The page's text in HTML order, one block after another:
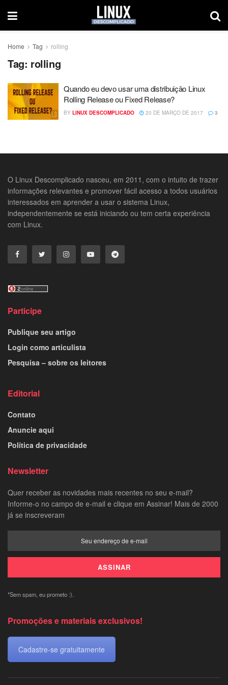
Home Tag rolling
Tag: rolling
Quando eu devo usar uma distribuição Linux
Rolling Release ou Fixed Release?
BY LINUX DESCOMPLICADO 20 DE MARÇO DE 2017 3
O Linux Descomplicado nasceu, em 2011, com o intuito de trazer
informações relevantes e promover fácil acesso a todos usuários
interessados em aprender a usar o sistema Linux,
independentemente se está iniciando ou tem certa experiência
com Linux.
Participe
Publique seu artigo
Login como articulista
Pesquisa – sobre os leitores
Editorial
Contato
Anuncie aqui
Política de privacidade
Newsletter
Quer receber as novidades mais recentes no seu e-mail?
Informe-o no campo de e-mail e clique em Assinar! Mais de 2000
já se inscreveram
*Sem spam, eu prometo :).
Promoções e materiais exclusivos!
Cadastre-se gratuitamente